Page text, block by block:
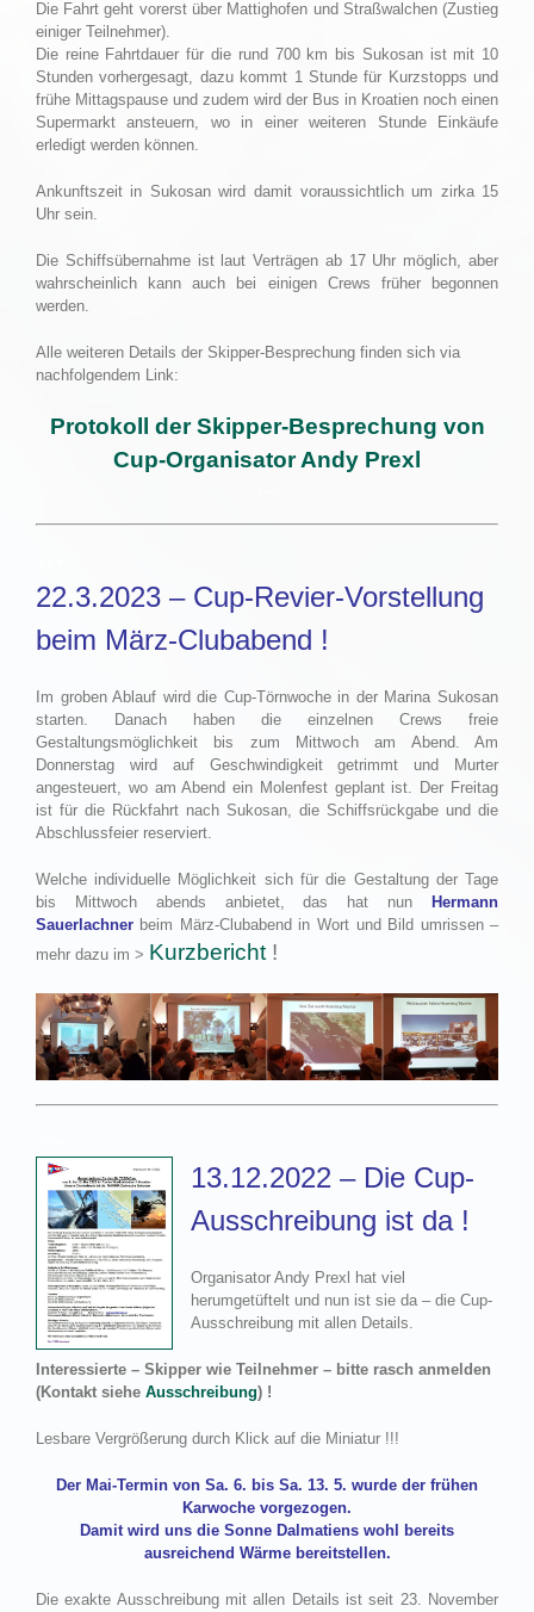
Die Fahrt geht vorerst über Mattighofen und Straßwalchen (Zustieg
einiger Teilnehmer).
Die reine Fahrtdauer für die rund 700 km bis Sukosan ist mit 10
Stunden vorhergesagt, dazu kommt 1 Stunde für Kurzstopps und
frühe Mittagspause und zudem wird der Bus in Kroatien noch einen
Supermarkt ansteuern, wo in einer weiteren Stunde Einkäufe
erledigt werden können.
Ankunftszeit in Sukosan wird damit voraussichtlich um zirka 15
Uhr sein.
Die Schiffsübernahme ist laut Verträgen ab 17 Uhr möglich, aber
wahrscheinlich kann auch bei einigen Crews früher begonnen
werden.
Alle weiteren Details der Skipper-Besprechung finden sich via
nachfolgendem Link:
Protokoll der Skipper-Besprechung von
Cup-Organisator Andy Prexl
22.3.2023 – Cup-Revier-Vorstellung
beim März-Clubabend !
Im groben Ablauf wird die Cup-Törnwoche in der Marina Sukosan
starten. Danach haben die einzelnen Crews freie
Gestaltungsmöglichkeit bis zum Mittwoch am Abend. Am
Donnerstag wird auf Geschwindigkeit getrimmt und Murter
angesteuert, wo am Abend ein Molenfest geplant ist. Der Freitag
ist für die Rückfahrt nach Sukosan, die Schiffsrückgabe und die
Abschlussfeier reserviert.
Welche individuelle Möglichkeit sich für die Gestaltung der Tage
bis Mittwoch abends anbietet, das hat nun
Hermann
Sauerlachnerbeim März-Clubabend in Wort und Bild umrissen –
mehr dazu im > Kurzbericht!
13.12.2022 – Die Cup-
Ausschreibung ist da !
Organisator Andy Prexl hat viel
herumgetüftelt und nun ist sie da – die Cup-
Ausschreibung mit allen Details.
Interessierte – Skipper wie Teilnehmer – bitte rasch anmelden
(Kontakt siehe Ausschreibung) !
Lesbare Vergrößerung durch Klick auf die Miniatur !!!
Der Mai-Termin von Sa. 6. bis Sa. 13. 5. wurde der frühen
Karwoche vorgezogen.
Damit wird uns die Sonne Dalmatiens wohl bereits
ausreichend Wärme bereitstellen.
Die exakte Ausschreibung mit allen Details ist seit 23. November